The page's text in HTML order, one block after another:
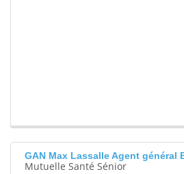
GAN Max Lassalle Agent général
Mutuelle Santé Sénior